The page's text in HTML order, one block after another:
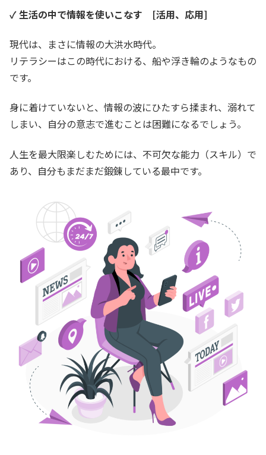
✓ 生活の中で情報を使いこなす [活用、応用]
現代は、まさに情報の大洪水時代。
リテラシーはこの時代における、船や浮き輪のようなもの
です。
身に着けていないと、情報の波にひたすら揉まれ、溺れて
しまい、自分の意志で進むことは困難になるでしょう。
人生を最大限楽しむためには、不可欠な能力（スキル）で
あり、自分もまだまだ鍛錬している最中です。